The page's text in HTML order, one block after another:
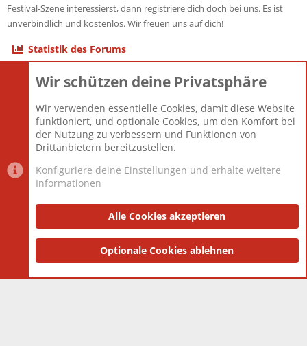
Festival-Szene interessierst, dann registriere dich doch bei uns. Es ist
unverbindlich und kostenlos. Wir freuen uns auf dich!
Statistik des Forums
Themen
Mitglieder
12.427
Neuestes Mitglied
Berlin
Datenschutzerklärung Impressum
Community platform by XenForo® © 2010-2025 XenForo Ltd.
and add-ons by ThemeHouse
Wir schützen deine Privatsphäre
Wir verwenden essentielle Cookies, damit diese Website
funktioniert, und optionale Cookies, um den Komfort bei
der Nutzung zu verbessern und Funktionen von
Drittanbietern bereitzustellen.
Konfiguriere deine Einstellungen und erhalte weitere
Informationen
Alle Cookies akzeptieren
Optionale Cookies ablehnen